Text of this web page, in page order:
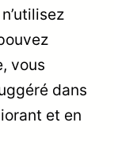
vous
dans
et en